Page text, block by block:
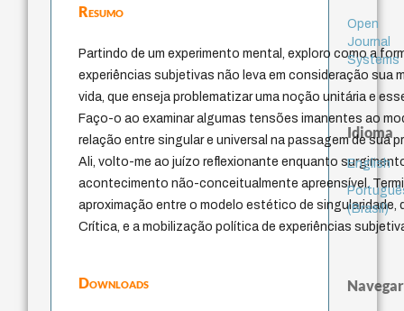
Resumo
Partindo de um experimento mental, exploro como a
experiências subjetivas não leva em consideração sua
vida, que enseja problematizar uma noção unitária e
Faço-o ao examinar algumas tensões imanentes ao
relação entre singular e universal na passagem de sua
Ali, volto-me ao juízo reflexionante enquanto
acontecimento não-conceitualmente apreensível.
aproximação entre o modelo estético de singularidade,
Crítica, e a mobilização política de experiências
Downloads
Open
Journal
Systems
Idioma
English
(Brasil)
Navegar